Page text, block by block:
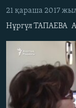
Skip
to
Search
ӘЛЕУМЕТ
ӘЛЕМ
АРНАЙЫ
Русский
ЖАЗЫЛЫҢЫЗ
21 қараша 2017
Нұргүл ТАПАЕВА
No